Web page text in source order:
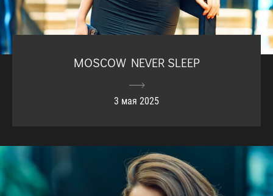
MOSCOW NEVER SLEEP
3 мая 2025